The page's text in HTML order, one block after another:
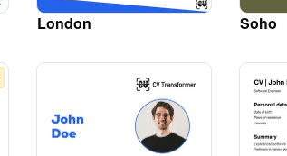
London Soho